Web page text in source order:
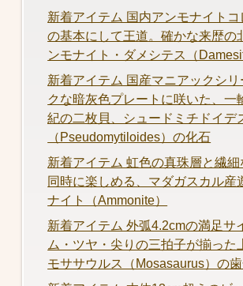
新着アイテム 国内アンモナイトコ
の基本にして王道。確かな来歴の
ンモナイト・ダメシテス（
新着アイテム 国産マニアックシリ
クな暗灰色プレートに咲いた、一
紀の二枚貝、シュードミチドイデ
（Pseudomytiloides）の化石
新着アイテム 虹色の真珠層と繊細
同時に楽しめる、マダガスカル産
ナイト（Ammonite）
新着アイテム 外弧4.2cmの満足サ
ム・ツヤ・尖りの三拍子が揃った
モササウルス（Mosasaurus）の